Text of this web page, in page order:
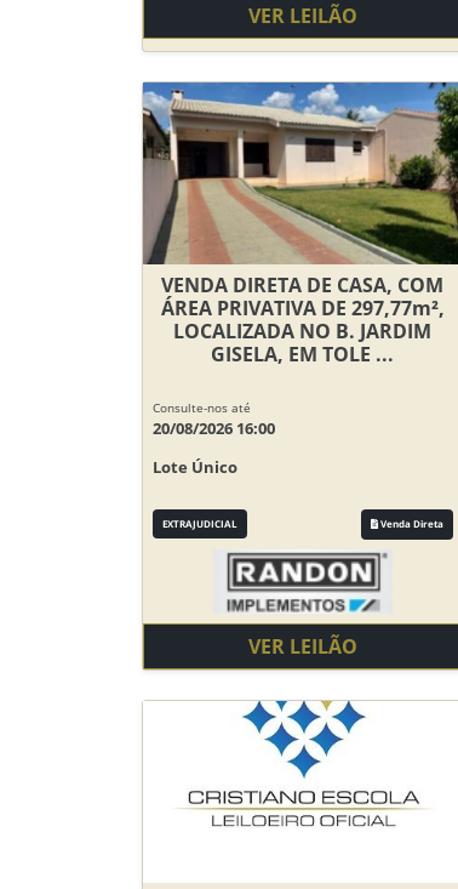
VER LEILÃO
VENDA DIRETA DE CASA, COM
ÁREA PRIVATIVA DE 297,77m²,
LOCALIZADA NO B. JARDIM
GISELA, EM TOLE ...
Consulte-nos até
20/08/2026 16:00
Lote Único
EXTRAJUDICIAL Venda Direta
VER LEILÃO